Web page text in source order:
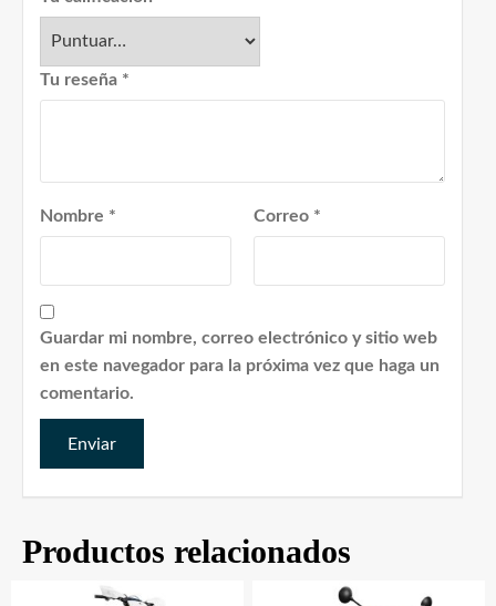
Tu reseña *
Nombre * Correo *
Guardar mi nombre, correo electrónico y sitio web
en este navegador para la próxima vez que haga un
comentario.
Productos relacionados